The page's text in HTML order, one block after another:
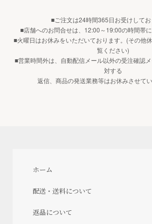
■ご注文は24時間365日お受けしてお
■店舗へのお問合せは、12:00～19:00の時間帯に
■火曜日はお休みをいただいております。(その他
覧ください)
■営業時間外は、自動配信メール以外の受注確認
対する
返信、商品の発送業務等はお休みさせてい
ホーム
配送・送料について
返品について